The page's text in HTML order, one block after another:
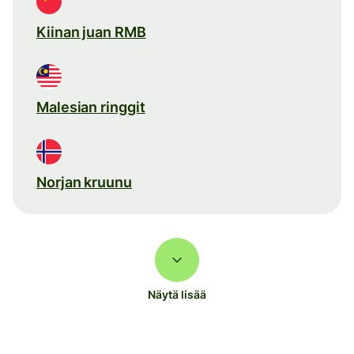
Kiinan juan RMB
Malesian ringgit
Norjan kruunu
Näytä lisää